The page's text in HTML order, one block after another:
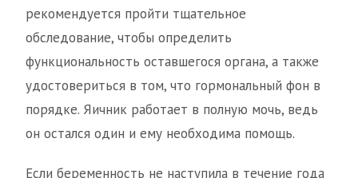
рекомендуется пройти тщательное
обследование, чтобы определить
функциональность оставшегося органа, а также
удостовериться в том, что гормональный фон в
порядке. Яичник работает в полную мочь, ведь
он остался один и ему необходима помощь.
Если беременность не наступила в течение года